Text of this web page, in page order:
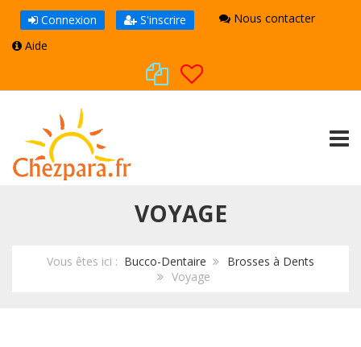
Connexion S'inscrire
Nous contacter
Aide
VOYAGE
Vous êtes ici : Bucco-Dentaire
Brosses à Dents
Voyage